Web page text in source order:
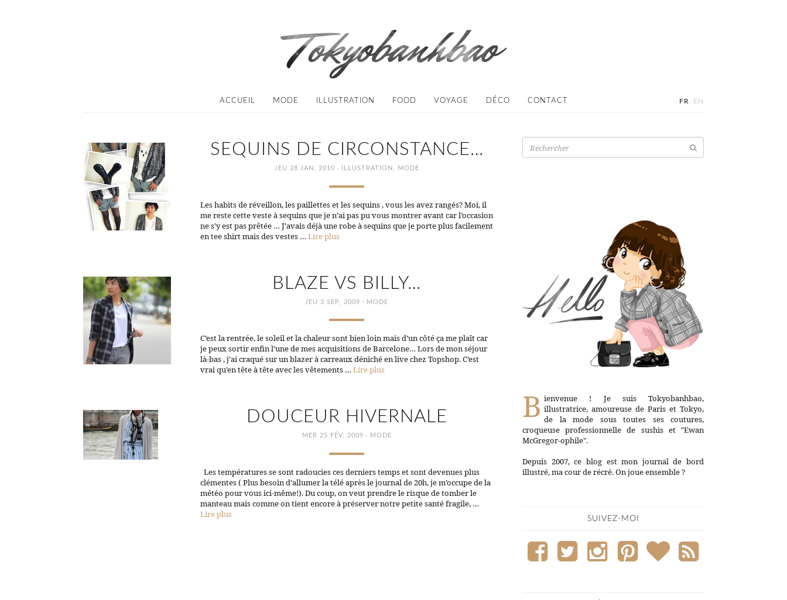
ACCUEIL MODE ILLUSTRATION FOOD VOYAGE DÉCO CONTACT · FR · EN
SEQUINS DE CIRCONSTANCE…
JEU 28 JAN, 2010 · ILLUSTRATION MODE
Les habits de réveillon, les paillettes et les sequins , vous les avez rangés? Moi, il
me reste cette veste à sequins que je n’ai pas pu vous montrer avant car l’occasion
ne s’y est pas prêtée … J’avais déjà une robe à sequins que je porte plus facilement
en tee shirt mais des vestes … Lire plus
BLAZE VS BILLY…
JEU 3 SEP, 2009 · MODE
C’est la rentrée, le soleil et la chaleur sont bien loin mais d’un côté ça me plaît car
je peux sortir enfin l’une de mes acquisitions de Barcelone… Lors de mon séjour
là-bas , j’ai craqué sur un blazer à carreaux déniché en live chez Topshop. C’est
vrai qu’en tête à tête avec les vêtements … Lire plus
DOUCEUR HIVERNALE
MER 25 FÉV, 2009 · MODE
Les températures se sont radoucies ces derniers temps et sont devenues plus
clémentes ( Plus besoin d’allumer la télé après le journal de 20h, je m’occupe de la
météo pour vous ici-même!). Du coup, on veut prendre le risque de tomber le
manteau mais comme on tient encore à préserver notre petite santé fragile, …
Lire plus
Recherche
pour:
B ienvenue ! Je suis Tokyobanhbao,
illustratrice, amoureuse de Paris et Tokyo,
de la mode sous toutes ses coutures,
croqueuse professionnelle de sushis et "Ewan
McGregor-ophile".
Depuis 2007, ce blog est mon journal de bord
illustré, ma cour de récré. On joue ensemble ?
SUIVEZ-MOI